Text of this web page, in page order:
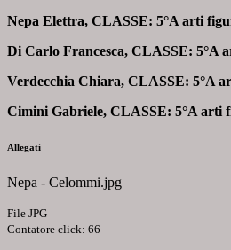
Nepa Elettra, CLASSE: 5°A arti
Di Carlo Francesca, CLASSE: 5°A
Verdecchia Chiara, CLASSE: 5°A
Cimini Gabriele, CLASSE: 5°A arti
Allegati
Nepa - Celommi.jpg
File JPG
Contatore click: 66